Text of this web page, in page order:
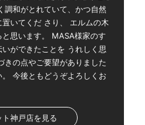
調和がとれていて、かつ自然
いてくだ さり、 エルムの木
思います。 MASA様家のす
ができたことを うれしく思
きの点やご要望がありました
今後ともどうぞよろしくお
ト神戸店を見る